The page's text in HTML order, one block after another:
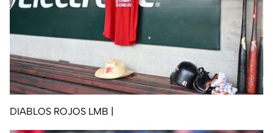
DIABLOS ROJOS LMB